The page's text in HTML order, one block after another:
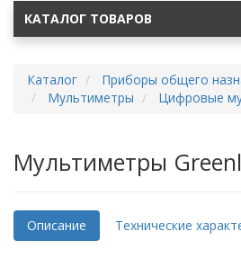
КАТАЛОГ ТОВАРОВ
Каталог
Приборы общего
Мультиметры
Цифровые
Мультиметры
Описание Технические